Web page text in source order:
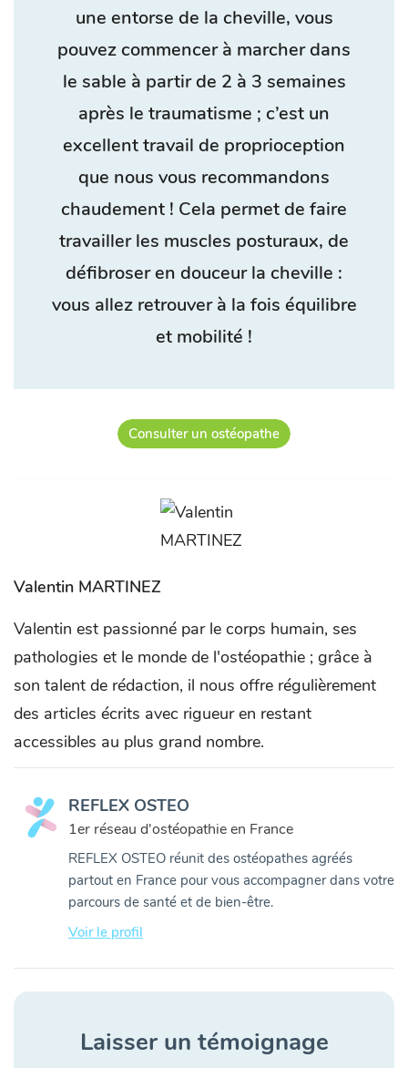
une entorse de la cheville, vous
pouvez commencer à marcher dans
le sable à partir de 2 à 3 semaines
après le traumatisme ; c’est un
excellent travail de proprioception
que nous vous recommandons
chaudement ! Cela permet de faire
travailler les muscles posturaux, de
défibroser en douceur la cheville :
vous allez retrouver à la fois équilibre
et mobilité !
Consulter un ostéopathe
Valentin MARTINEZ
Valentin est passionné par le corps humain, ses
pathologies et le monde de l'ostéopathie ; grâce à
son talent de rédaction, il nous offre régulièrement
des articles écrits avec rigueur en restant
accessibles au plus grand nombre.
REFLEX OSTEO
1er réseau d'ostéopathie en France
REFLEX OSTEO réunit des ostéopathes agréés
partout en France pour vous accompagner dans votre
parcours de santé et de bien-être.
Voir le profil
Laisser un témoignage